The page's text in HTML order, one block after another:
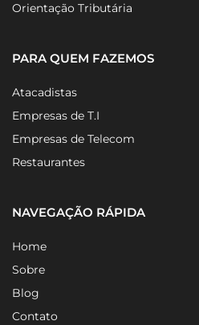
Orientação Tributária
PARA QUEM FAZEMOS
Atacadistas
Empresas de T.I
Empresas de Telecom
Restaurantes
NAVEGAÇÃO RÁPIDA
Home
Sobre
Blog
Contato